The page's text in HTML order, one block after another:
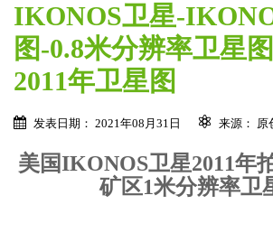
IKONOS卫星-
图-0.8米分辨率卫星
2011年卫星图
发表日期： 2021年08月31日 来源： 原
美国IKONOS卫星2011年
矿区1米分辨率卫
在线留言 /